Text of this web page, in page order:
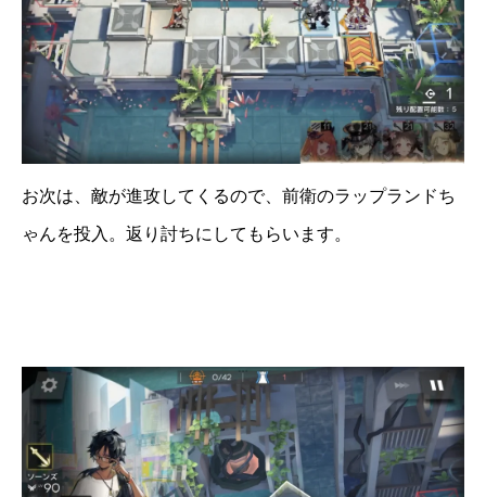
お次は、敵が進攻してくるので、前衛のラップランドち
ゃんを投入。返り討ちにしてもらいます。